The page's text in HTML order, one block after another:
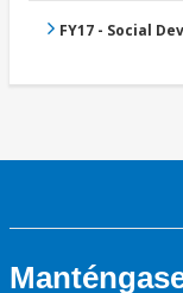
FY17 - Social